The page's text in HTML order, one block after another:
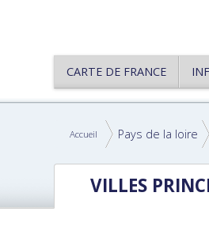
CARTE DE FRANCE
Accueil Pays de la loire
VILLES